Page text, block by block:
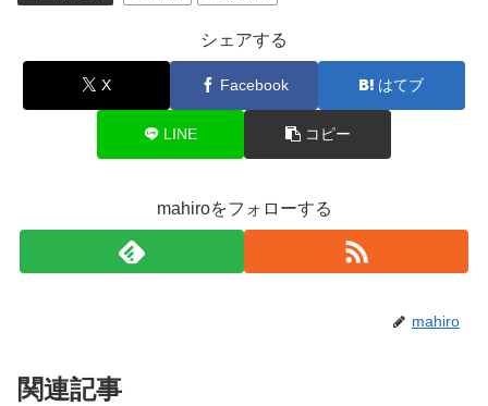
シェアする
X Facebook はてブ
LINE コピー
mahiroをフォローする
mahiro
関連記事